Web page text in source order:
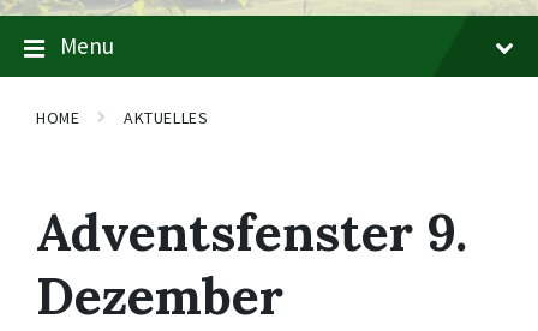
Menu
HOME AKTUELLES
Adventsfenster 9.
Dezember